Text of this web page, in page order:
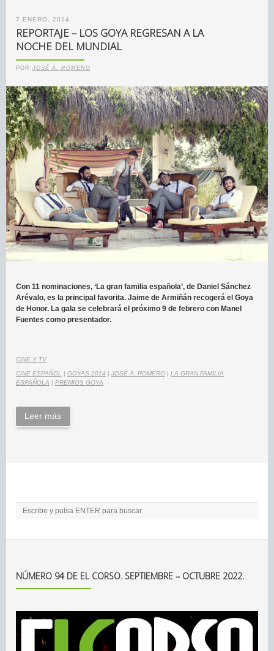
7 ENERO, 2014
REPORTAJE – LOS GOYA REGRESAN A LA
NOCHE DEL MUNDIAL
POR JOSÉ A. ROMERO
Con 11 nominaciones, ‘La gran familia española’, de Daniel Sánchez
Arévalo, es la principal favorita. Jaime de Armiñán recogerá el Goya
de Honor. La gala se celebrará el próximo 9 de febrero con Manel
Fuentes como presentador.
CINE Y TV
CINE ESPAÑOL | GOYAS 2014 | JOSÉ A. ROMERO | LA GRAN FAMILIA
ESPAÑOLA | PREMIOS GOYA
Leer más
NÚMERO 94 DE EL CORSO. SEPTIEMBRE – OCTUBRE 2022.